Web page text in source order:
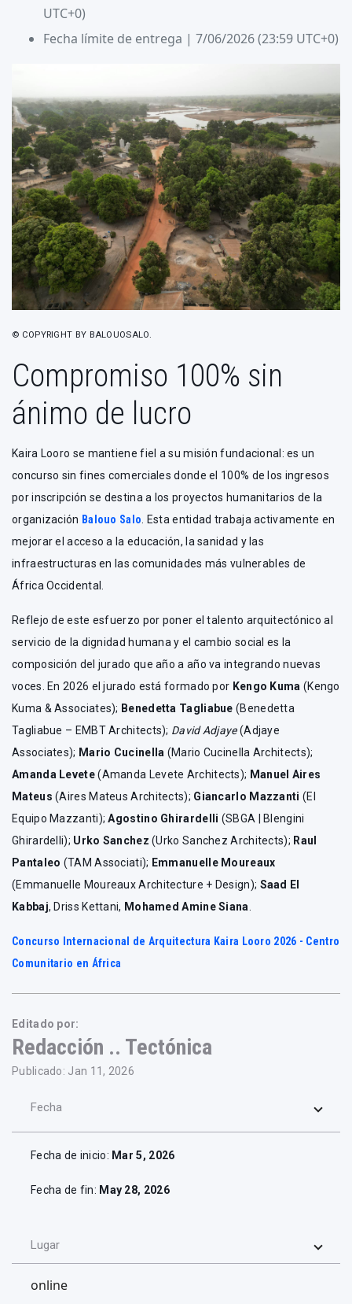
UTC+0)
Fecha límite de entrega | 7/06/2026 (23:59 UTC+0)
© COPYRIGHT BY BALOUOSALO.
Compromiso 100% sin
ánimo de lucro
Kaira Looro se mantiene fiel a su misión fundacional: es un
concurso sin fines comerciales donde el 100% de los ingresos
por inscripción se destina a los proyectos humanitarios de la
organización Balouo Salo. Esta entidad trabaja activamente en
mejorar el acceso a la educación, la sanidad y las
infraestructuras en las comunidades más vulnerables de
África Occidental.
Reflejo de este esfuerzo por poner el talento arquitectónico al
servicio de la dignidad humana y el cambio social es la
composición del jurado que año a año va integrando nuevas
voces. En 2026 el jurado está formado por Kengo Kuma (Kengo
Kuma & Associates); Benedetta Tagliabue (Benedetta
Tagliabue – EMBT Architects); David Adjaye(Adjaye
Associates); Mario Cucinella (Mario Cucinella Architects);
Amanda Levete(Amanda Levete Architects); Manuel Aires
Mateus (Aires Mateus Architects); Giancarlo Mazzanti (El
Equipo Mazzanti);Agostino Ghirardelli (SBGA | Blengini
Ghirardelli); Urko Sanchez (Urko Sanchez Architects); Raul
Pantaleo (TAM Associati); Emmanuelle Moureaux
(Emmanuelle Moureaux Architecture + Design); Saad El
Kabbaj, Driss Kettani, Mohamed Amine Siana.
Concurso Internacional de Arquitectura Kaira Looro 2026 - Centro
Comunitario en África
Editado por:
Redacción .. Tectónica
Publicado: Jan 11, 2026
Fecha
Fecha de inicio: Mar 5, 2026
Fecha de fin: May 28, 2026
Lugar
online